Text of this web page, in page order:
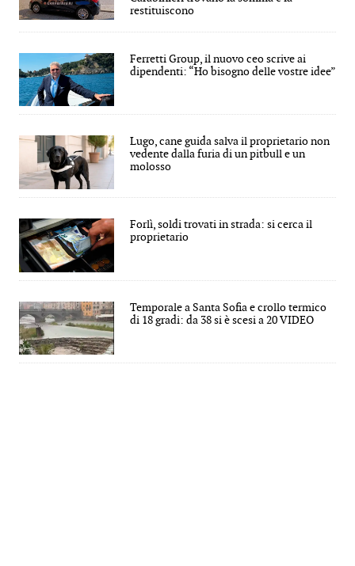
restituiscono
Ferretti Group, il nuovo ceo scrive ai
dipendenti: “Ho bisogno delle vostre idee”
Lugo, cane guida salva il proprietario non
vedente dalla furia di un pitbull e un
molosso
Forlì, soldi trovati in strada: si cerca il
proprietario
Temporale a Santa Sofia e crollo termico
di 18 gradi: da 38 si è scesi a 20 VIDEO